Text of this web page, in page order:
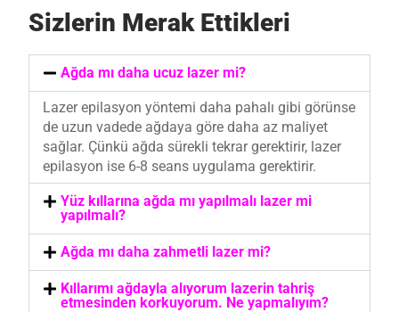
Sizlerin Merak Ettikleri
Ağda mı daha ucuz lazer mi?
Lazer epilasyon yöntemi daha pahalı gibi görünse
de uzun vadede ağdaya göre daha az maliyet
sağlar. Çünkü ağda sürekli tekrar gerektirir, lazer
epilasyon ise 6-8 seans uygulama gerektirir.
Yüz kıllarına ağda mı yapılmalı lazer mi
yapılmalı?
Ağda mı daha zahmetli lazer mi?
Kıllarımı ağdayla alıyorum lazerin tahriş
etmesinden korkuyorum. Ne yapmalıyım?